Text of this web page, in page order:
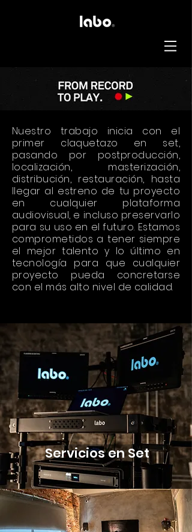
Nuestro trabajo inicia con el
primer claquetazo en set,
pasando por postproducción,
localización, masterización,
distribución, restauración, hasta
llegar al estreno de tu proyecto
en cualquier plataforma
audiovisual, e incluso preservarlo
para su uso en el futuro. Estamos
comprometidos a tener siempre
el mejor talento y lo último en
tecnología para que cualquier
proyecto pueda concretarse
con el más alto nivel de calidad.
Servicios en Set